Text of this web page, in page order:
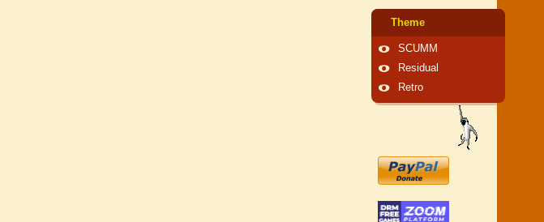
Theme
SCUMM
Residual
Retro